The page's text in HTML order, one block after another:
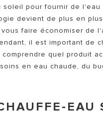
DE CHAUFFAGE
pour fournir de
devient de plus en
faire économiser de
il est important de
quel produit
en eau chaude, du
EAU